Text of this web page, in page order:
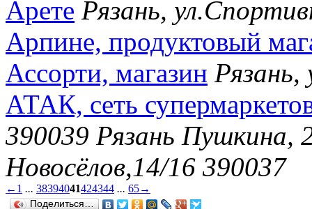
Арете Рязань,
Арпине, продуктовый
Ассорти, магазин Рязань,
АТАК, сеть
390039 Рязань Пушкина,
Новосёлов,14/16 390037
← 1 ... 38394041424344 ... 65→
Поделиться…